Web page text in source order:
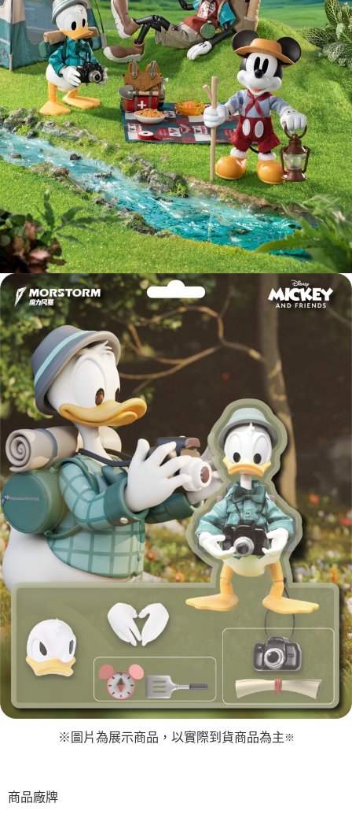
※圖片為展示商品，以實際到貨商品為主 ※
商品廠牌